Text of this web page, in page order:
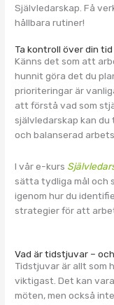
Självledarskap. Få
hållbara rutiner!
Ta kontroll över din tid
Känns det som att
hunnit göra det du
prioriteringar är
att förstå vad som
självledarskap kan du
och balanserad
I vår e-kurs
sätta tydliga mål och
igenom hur du
strategier för att
Vad är tidstjuvar –
Tidstjuvar är allt som
viktigast. Det kan
möten, men också